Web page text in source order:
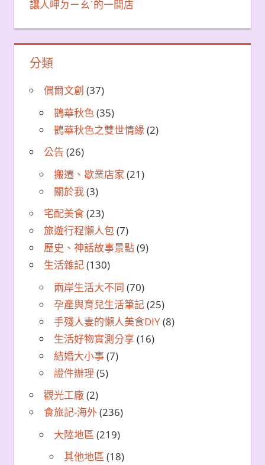
讓人呷ㄉㄧㄠˊ的一間店
分類
偶爾文創 (37)
鵲華秋色(35)
鵲華秋色之雙世情緣(2)
公告 (26)
搬遷、歇業店家 (21)
關於我(3)
宅配美食(23)
旅遊行程懶人包(7)
歷史、神話故事景點(9)
生活雜記(130)
兩岸生活大不同 (70)
孕產與育兒生活筆記(25)
手殘人妻的懶人美食DIY(8)
生活好物實測分享 (16)
結婚大小事(7)
證件辦理 (5)
觀光工廠(2)
食旅記-海外(236)
大陸地區 (219)
其他地區 (18)